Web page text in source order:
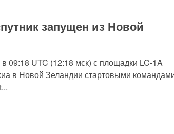
запущен из Новой
в 09:18 UTC (12:18 мск) с площадки LC-1A
в Новой Зеландии стартовыми